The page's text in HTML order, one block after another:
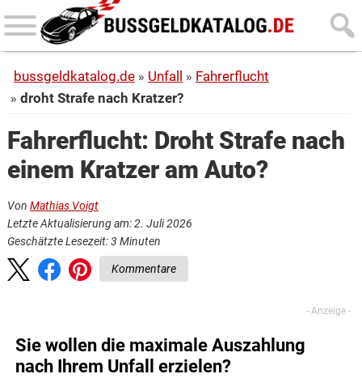
Skip
to
content
Skip
to
sidebar
bussgeldkatalog.de Unfall
Fahrerflucht
droht Strafe nach Kratzer?
Fahrerflucht: Droht Strafe nach
einem Kratzer am Auto?
Von Mathias Voigt
Letzte Aktualisierung am: 2. Juli 2026
Geschätzte Lesezeit:3 Minuten
Kommentare
Sie wollen die maximale Auszahlung
nach Ihrem Unfall erzielen?